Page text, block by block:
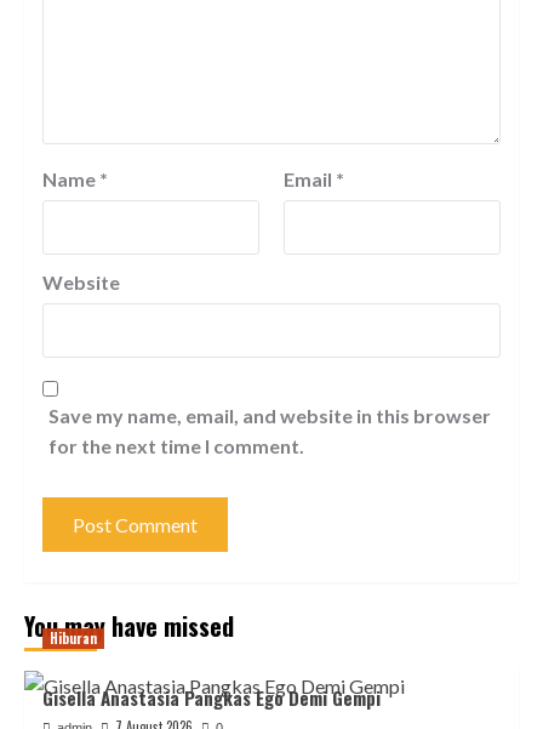
Name * Email *
Website
Save my name, email, and website in this browser
for the next time I comment.
You may have missed
Hiburan
Gisella Anastasia Pangkas Ego Demi Gempi